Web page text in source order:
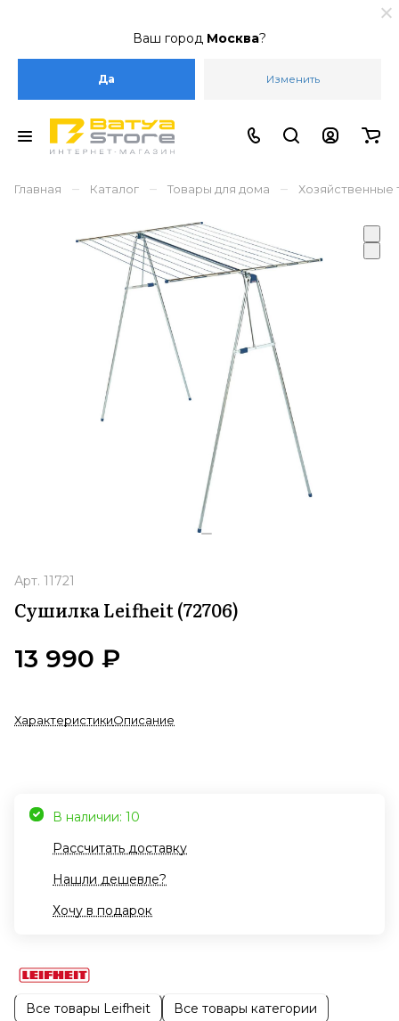
Ваш город Москва?
Да Изменить
Главная – Каталог – Товары для дома – Хозяйственные
Арт. 11721
Сушилка Leifheit (72706)
13 990 ₽
ХарактеристикиОписание
В наличии: 10
Рассчитать доставку
Нашли дешевле?
Хочу в подарок
Все товары Leifheit Все товары категории